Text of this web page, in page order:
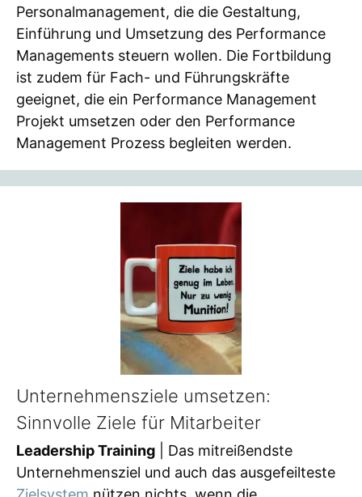
Personalmanagement, die die Gestaltung,
Einführung und Umsetzung des Performance
Managements steuern wollen. Die Fortbildung
ist zudem für Fach- und Führungskräfte
geeignet, die ein Performance Management
Projekt umsetzen oder den Performance
Management Prozess begleiten werden.
Unternehmensziele umsetzen:
Sinnvolle Ziele für Mitarbeiter
Leadership Training | Das mitreißendste
Unternehmensziel und auch das ausgefeilteste